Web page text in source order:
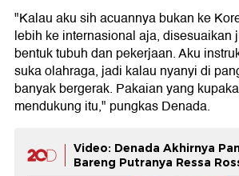
"Kalau aku sih acuannya bukan ke
lebih ke internasional aja, disesuaikan
bentuk tubuh dan pekerjaan. Aku
suka olahraga, jadi kalau nyanyi di
banyak bergerak. Pakaian yang
mendukung itu," pungkas Denada.
Video: Denada Akhirnya
Bareng Putranya Ressa